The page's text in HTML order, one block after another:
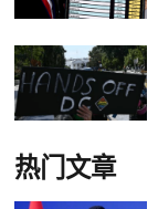
热门文章